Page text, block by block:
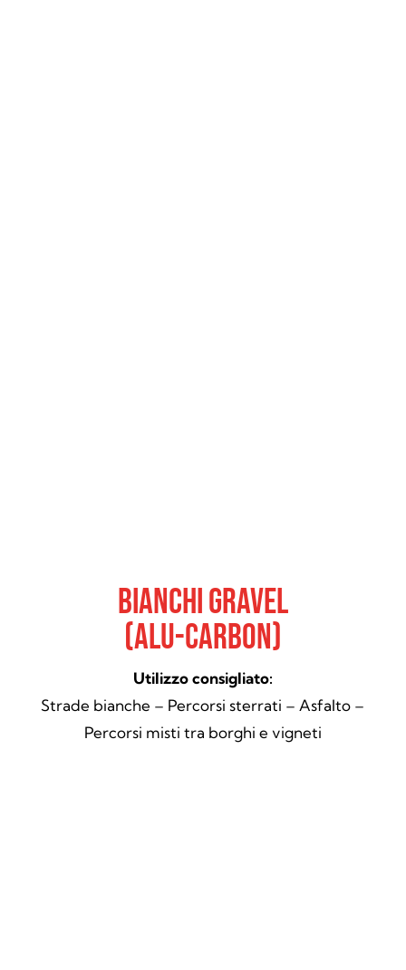
Bianchi Gravel
(Alu-Carbon)
Utilizzo consigliato:
Strade bianche – Percorsi sterrati – Asfalto –
Percorsi misti tra borghi e vigneti